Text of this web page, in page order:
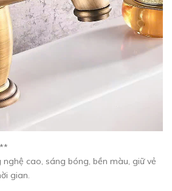
nghệ cao, sáng bóng, bền màu, giữ vẻ
gian.